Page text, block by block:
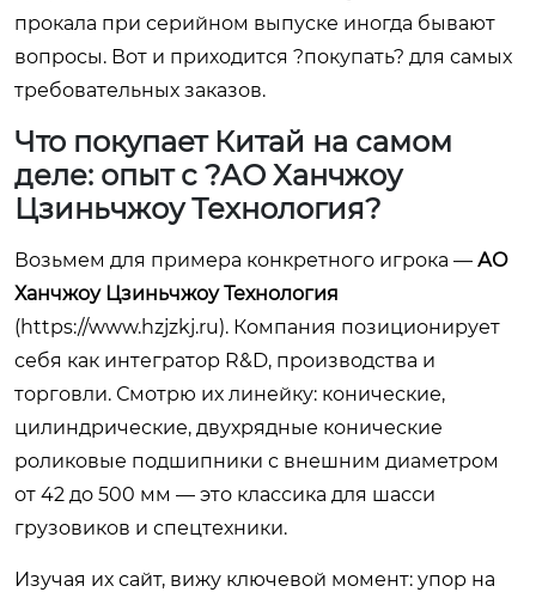
прокала при серийном выпуске иногда бывают
вопросы. Вот и приходится ?покупать? для самых
требовательных заказов.
Что покупает Китай на самом
деле: опыт с ?АО Ханчжоу
Цзиньчжоу Технология?
Возьмем для примера конкретного игрока — АО
Ханчжоу Цзиньчжоу Технология
(https://www.hzjzkj.ru). Компания позиционирует
себя как интегратор R&D, производства и
торговли. Смотрю их линейку: конические,
цилиндрические, двухрядные конические
роликовые подшипники с внешним диаметром
от 42 до 500 мм — это классика для шасси
грузовиков и спецтехники.
Изучая их сайт, вижу ключевой момент: упор на